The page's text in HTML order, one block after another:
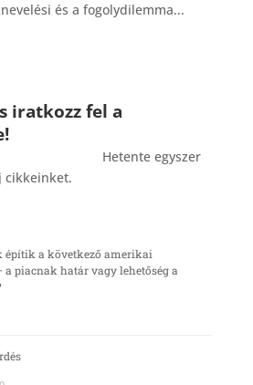
és a fogolydilemma...
iratkozz fel a
Hetente egyszer
cikkeinket.
építik a következő amerikai
piacnak határ vagy lehetőség a